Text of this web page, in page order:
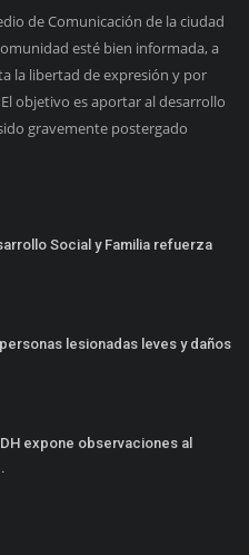
de Comunicación de la ciudad
esté bien informada, a
la libertad de expresión y por
objetivo es aportar al desarrollo
gravemente postergado
Social y Familia refuerza
lesionadas leves y daños
expone observaciones al